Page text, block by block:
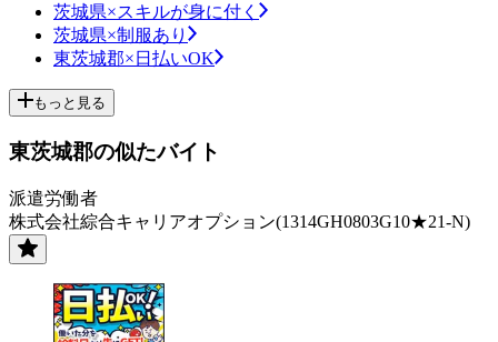
茨城県×スキルが身に付く
茨城県×制服あり
東茨城郡×日払いOK
もっと見る
東茨城郡の似たバイト
派遣労働者
株式会社綜合キャリアオプション(1314GH0803G10★21-N)